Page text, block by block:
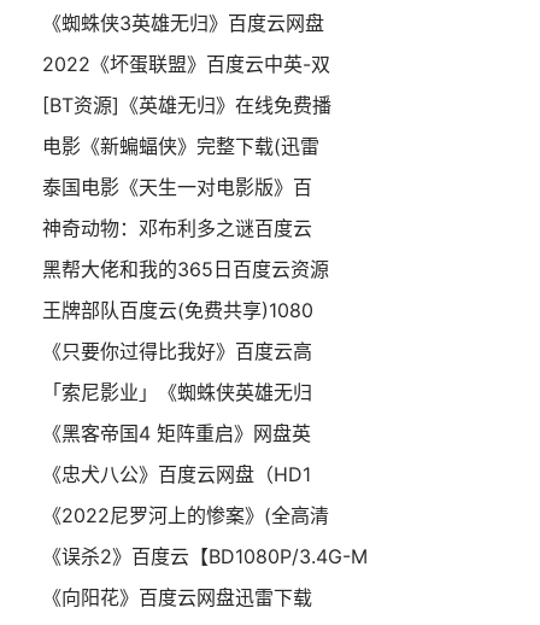
《蜘蛛侠3英雄无归》百度云网盘
2022《坏蛋联盟》百度云中英-双
[BT资源]《英雄无归》在线免费播
电影《新蝙蝠侠》完整下载(迅雷
泰国电影《天生一对电影版》百
神奇动物：邓布利多之谜百度云
黑帮大佬和我的365日百度云资源
王牌部队百度云(免费共享)1080
《只要你过得比我好》百度云高
「索尼影业」《蜘蛛侠英雄无归
《黑客帝国4 矩阵重启》网盘英
《忠犬八公》百度云网盘（HD1
《2022尼罗河上的惨案》(全高清
《误杀2》百度云【BD1080P/3.4G-M
《向阳花》百度云网盘迅雷下载